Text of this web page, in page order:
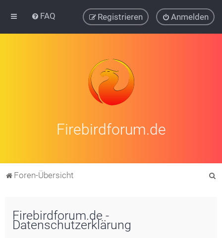
FAQ Anmelden
Registrieren
Firebirdforum.de
Foren-Übersicht
Firebirdforum.de -
Datenschutzerklärung